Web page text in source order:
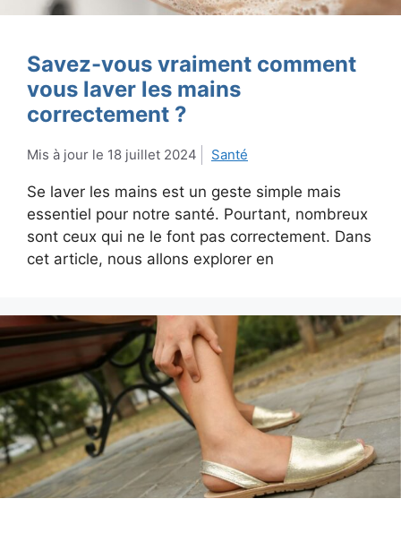
Savez-vous vraiment comment
vous laver les mains
correctement ?
18 juillet 2024 Santé
Se laver les mains est un geste simple mais
essentiel pour notre santé. Pourtant, nombreux
sont ceux qui ne le font pas correctement. Dans
cet article, nous allons explorer en